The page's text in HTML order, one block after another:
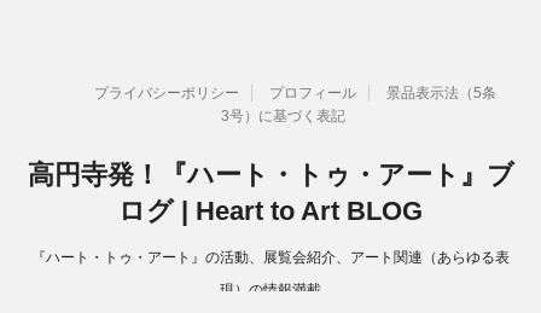
プライバシーポリシー プロフィール
景品表示法（5条
3号）に基づく表記
高円寺発！『ハート・トゥ・アート』ブ
ログ | Heart to Art BLOG
『ハート・トゥ・アート』の活動、展覧会紹介、アート関連（あらゆる表
現）の情報満載